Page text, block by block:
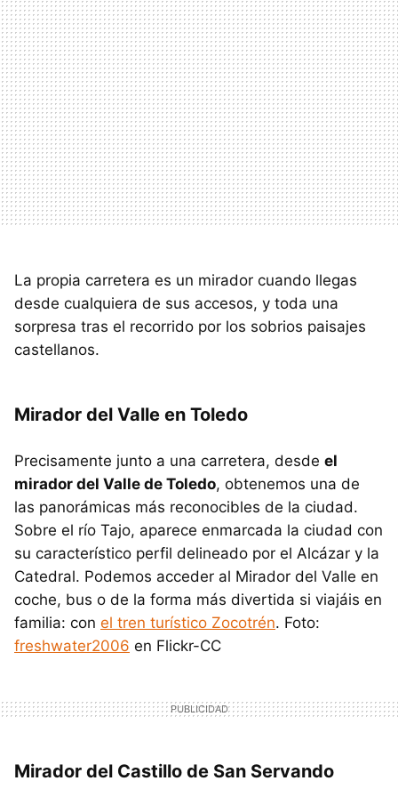
La propia carretera es un mirador cuando llegas
desde cualquiera de sus accesos, y toda una
sorpresa tras el recorrido por los sobrios paisajes
castellanos.
Mirador del Valle en Toledo
Precisamente junto a una carretera, desde el
mirador del Valle de Toledo, obtenemos una de
las panorámicas más reconocibles de la ciudad.
Sobre el río Tajo, aparece enmarcada la ciudad con
su característico perfil delineado por el Alcázar y la
Catedral. Podemos acceder al Mirador del Valle en
coche, bus o de la forma más divertida si viajáis en
familia: con el tren turístico Zocotrén. Foto:
freshwater2006 en Flickr-CC
Mirador del Castillo de San Servando